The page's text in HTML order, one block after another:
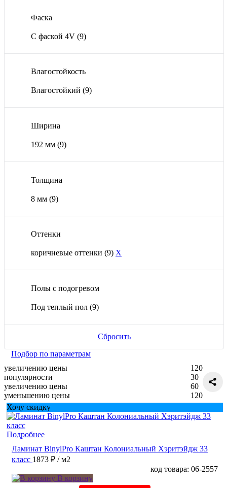
Фаска
С фаской 4V (9)
Влагостойкость
Влагостойкий (9)
Ширина
192 мм (9)
Толщина
8 мм (9)
Оттенки
коричневые оттенки (9) X
Полы с подогревом
Под теплый пол (9)
Сбросить
Подбор по параметрам
увеличению цены
популярности
увеличению цены
уменьшению цены
120
30
60
120
Хочу скидку
Подробнее
Ламинат BinylPro Каштан Колониальный Хэритэйдж 33
класс 1873 ₽ / м2
код товара: 06-2557
В корзину